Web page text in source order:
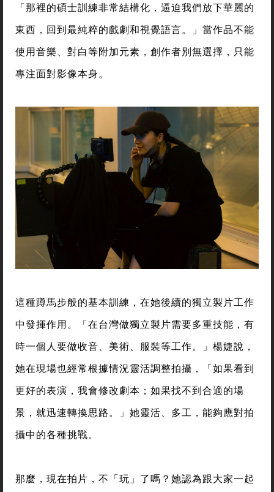
「那裡的碩士訓練非常結構化，逼迫我們放下華麗的
東西，回到最純粹的戲劇和視覺語言。」當作品不能
使用音樂、對白等附加元素，創作者別無選擇，只能
專注面對影像本身。
這種蹲馬步般的基本訓練，在她後續的獨立製片工作
中發揮作用。「在台灣做獨立製片需要多重技能，有
時一個人要做收音、美術、服裝等工作。」楊婕說，
她在現場也經常根據情況靈活調整拍攝，「如果看到
更好的表演，我會修改劇本；如果找不到合適的場
景，就迅速轉換思路。」她靈活、多工，能夠應對拍
攝中的各種挑戰。
那麼，現在拍片，不「玩」了嗎？她認為跟大家一起